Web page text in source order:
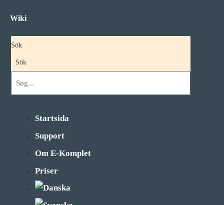
Wiki
Sök
Sök
Startsida
Support
Om E-Komplet
Priser